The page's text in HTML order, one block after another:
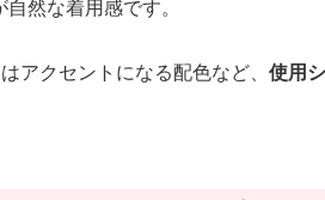
然な着用感です。
アクセントになる配色など、 使用